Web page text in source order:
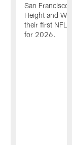
San Francisco
Height and
their first NFL
for 2026.